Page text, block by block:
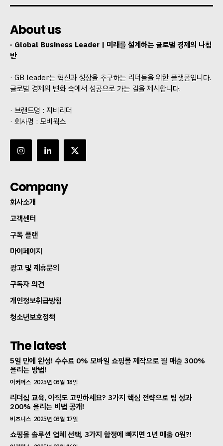
About us
· Global Business Leader | 미래를 설계하는 글로벌 경제의 나침
반
· GB leader는 혁신과 성장을 추구하는 리더들을 위한 플랫폼입니다.
글로벌 경제의 변화 속에서 성공으로 가는 길을 제시합니다.
· 브랜드명 : 지비리더
· 회사명 : 모비웍스
Company
회사소개
고객센터
구독 플랜
마이페이지
광고 및 제휴문의
구독자 의견
개인정보취급방침
청소년보호정책
The latest
5일 만에 완성! 수수료 0% 모바일 쇼핑몰 제작으로 월 매출 300%
올리는 방법!
이커머스 2025년 03월 18일
리더십 교육, 아직도 고민하세요? 3가지 핵심 전략으로 팀 성과
200% 올리는 비법 공개!
비즈니스 2025년 03월 17일
쇼핑몰 솔루션 업체 선택, 3가지 함정에 빠지면 1년 매출 0원?!